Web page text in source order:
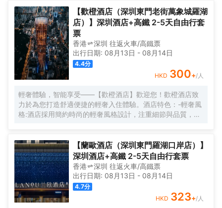
【歡橙酒店（深圳東門老街萬象城羅湖
店）】深圳酒店+高鐵 2-5天自由行套
票
香港 深圳 往返火車/高鐵票
出行日期: 08月13日 - 08月14日
4.4分
HKD 300+/人
輕奢體驗，智能享受——【歡橙酒店】歡迎您！歡橙酒店致
力於為您打造舒適便捷的輕奢入住體驗。酒店特色：-輕奢風
格:酒店採用簡約時尚的輕奢風格設計，注重細節與品質，為
技帶來的便捷。-舒適享受:24小時熱水即開即熱，無需等
待，為您洗去一身疲憊。-影音娛樂:部分房間配備高清投影
儀，打造私人影院，享受震撼視聽盛宴。-貼心服務:酒店設有
洗衣房，並提供烘乾服務，解決您的洗衣煩惱，讓旅途更加
輕鬆自在。歡橙酒店是您商務出行、休閒度假的理想之選。
期待您的光臨！温馨提示，圖片僅供參考，無法涵蓋所有房
型，詳細的實物照片請諮詢酒店。
【蘭歐酒店（深圳東門羅湖口岸店）】
深圳酒店+高鐵 2-5天自由行套票
香港 深圳 往返火車/高鐵票
出行日期: 08月13日 - 08月14日
4.7分
HKD 323+/人